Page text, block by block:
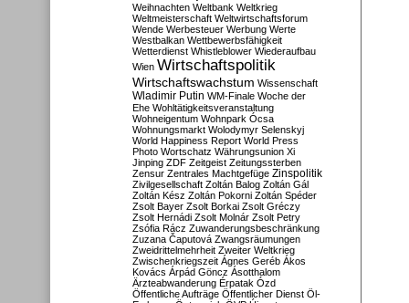
Weihnachten Weltbank Weltkrieg
Weltmeisterschaft Weltwirtschaftsforum
Wende Werbesteuer Werbung Werte
Westbalkan Wettbewerbsfähigkeit
Wetterdienst Whistleblower Wiederaufbau
Wien Wirtschaftspolitik
Wirtschaftswachstum Wissenschaft
Wladimir Putin WM-Finale Woche der
Ehe Wohltätigkeitsveranstaltung
Wohneigentum Wohnpark Ócsa
Wohnungsmarkt Wolodymyr Selenskyj
World Happiness Report World Press
Photo Wortschatz Währungsunion Xi
Jinping ZDF Zeitgeist Zeitungssterben
Zensur Zentrales Machtgefüge Zinspolitik
Zivilgesellschaft Zoltán Balog Zoltán Gál
Zoltán Kész Zoltán Pokorni Zoltán Spéder
Zsolt Bayer Zsolt Borkai Zsolt Gréczy
Zsolt Hernádi Zsolt Molnár Zsolt Petry
Zsófia Rácz Zuwanderungsbeschränkung
Zuzana Čaputová Zwangsräumungen
Zweidrittelmehrheit Zweiter Weltkrieg
Zwischenkriegszeit Ágnes Geréb Ákos
Kovács Árpád Göncz Ásotthalom
Ärzteabwanderung Érpatak Ózd
Öffentliche Aufträge Öffentlicher Dienst Öl-